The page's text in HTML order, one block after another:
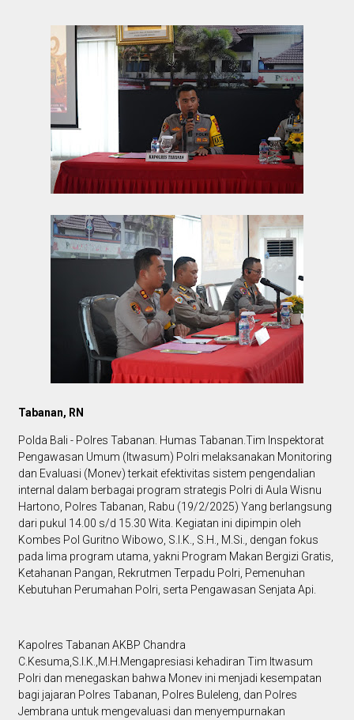
Tabanan, RN
Polda Bali - Polres Tabanan. Humas Tabanan.Tim Inspektorat
Pengawasan Umum (Itwasum) Polri melaksanakan Monitoring
dan Evaluasi (Monev) terkait efektivitas sistem pengendalian
internal dalam berbagai program strategis Polri di Aula Wisnu
Hartono, Polres Tabanan, Rabu (19/2/2025) Yang berlangsung
dari pukul 14.00 s/d 15.30 Wita. Kegiatan ini dipimpin oleh
Kombes Pol Guritno Wibowo, S.I.K., S.H., M.Si., dengan fokus
pada lima program utama, yakni Program Makan Bergizi Gratis,
Ketahanan Pangan, Rekrutmen Terpadu Polri, Pemenuhan
Kebutuhan Perumahan Polri, serta Pengawasan Senjata Api.
Kapolres Tabanan AKBP Chandra
C.Kesuma,S.I.K.,M.H.Mengapresiasi kehadiran Tim Itwasum
Polri dan menegaskan bahwa Monev ini menjadi kesempatan
bagi jajaran Polres Tabanan, Polres Buleleng, dan Polres
Jembrana untuk mengevaluasi dan menyempurnakan